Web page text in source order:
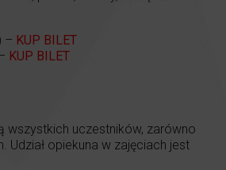
– KUP BILET
KUP BILET
wszystkich uczestników, zarówno
Udział opiekuna w zajęciach jest